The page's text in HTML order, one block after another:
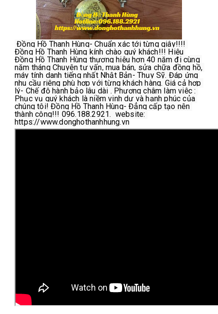
Đồng Hồ Thanh Hùng- Chuẩn xác tới từng giây!!!!
Đồng Hồ Thanh Hùng kính chào quý khách!!! Hiệu
Đồng Hồ Thanh Hùng thương hiệu hơn 40 năm đi cùng
năm tháng Chuyên tư vấn, mua bán, sửa chữa đồng hồ,
máy tính danh tiếng nhất Nhật Bản- Thụy Sỹ. Đáp ứng
nhu cầu riêng phù hợp với từng khách hàng. Giá cả hợp
lý- Chế độ hành bảo lâu dài . Phương châm làm việc :
Phục vụ quý khách là niềm vinh dự và hạnh phúc của
chúng tôi! Đồng Hồ Thanh Hùng- Đẳng cấp tạo nên
thành công!!! 096.188.2921.  website:
https://www.donghothanhhung.vn